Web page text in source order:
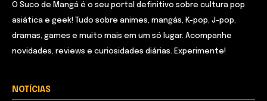
O Suco de Mangá é o seu portal definitivo sobre cultura pop
asiática e geek! Tudo sobre animes, mangás, K-pop, J-pop,
dramas, games e muito mais em um só lugar. Acompanhe
novidades, reviews e curiosidades diárias. Experimente!
NOTÍCIAS